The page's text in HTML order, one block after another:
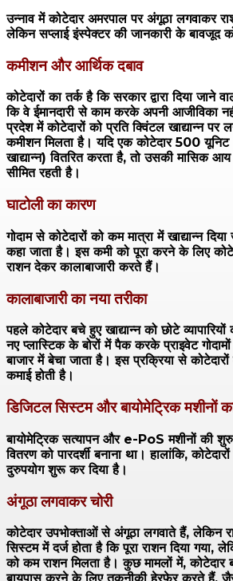
उन्नाव में कोटेदार अमरपाल पर अंगूठा लगवाकर
लेकिन सप्लाई इंस्पेक्टर की जानकारी के बावजूद
कमीशन और आर्थिक दबाव
कोटेदारों का तर्क है कि सरकार द्वारा दिया जाने
कि वे ईमानदारी से काम करके अपनी आजीविका
प्रदेश में कोटेदारों को प्रति क्विंटल खाद्यान्न
कमीशन मिलता है। यदि एक कोटेदार 500
खाद्यान्न) वितरित करता है, तो उसकी
सीमित रहती है।
घाटोली का कारण
गोदाम से कोटेदारों को कम मात्रा में खाद्यान्न
कहा जाता है। इस कमी को पूरा करने के लिए
राशन देकर कालाबाजारी करते हैं।
कालाबाजारी का नया तरीका
पहले कोटेदार बचे हुए खाद्यान्न को छोटे
नए प्लास्टिक के बोरों में पैक करके प्राइवेट
बाजार में बेचा जाता है। इस प्रक्रिया से
कमाई होती है।
डिजिटल सिस्टम और बायोमेट्रिक मशीनों
बायोमेट्रिक सत्यापन और e-PoS मशीनों की
वितरण को पारदर्शी बनाना था। हालांकि,
दुरुपयोग शुरू कर दिया है।
अंगूठा लगवाकर चोरी
कोटेदार उपभोक्ताओं से अंगूठा लगवाते हैं,
सिस्टम में दर्ज होता है कि पूरा राशन दिया गया,
को कम राशन मिलता है। कुछ मामलों में, कोटेदार